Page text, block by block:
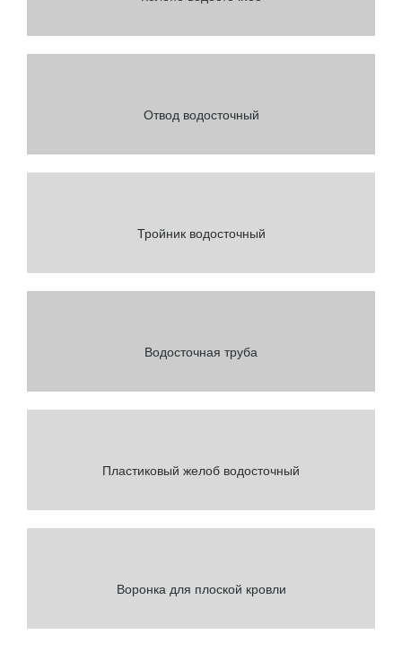
Отвод водосточный
Тройник водосточный
Водосточная труба
Пластиковый желоб водосточный
Воронка для плоской кровли